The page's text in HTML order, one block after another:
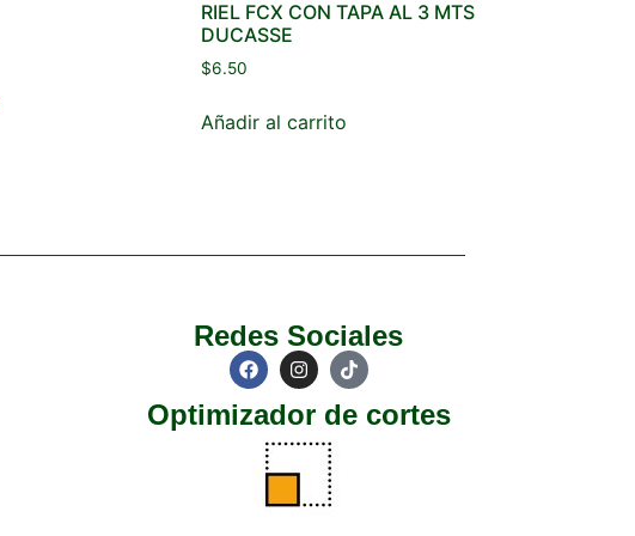
RIEL FCX CON TAPA AL 3 MTS
DUCASSE
$6.50
Añadir al carrito
Redes Sociales
Optimizador de cortes